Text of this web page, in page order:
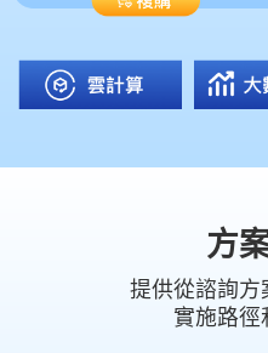
方
提供從諮詢方
實施路徑